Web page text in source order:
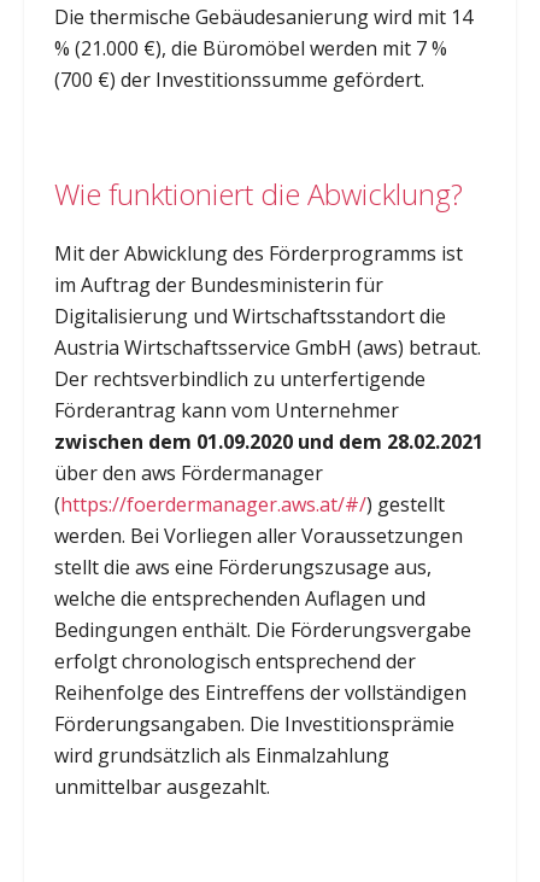
Die thermische Gebäudesanierung wird mit 14
% (21.000 €), die Büromöbel werden mit 7 %
(700 €) der Investitionssumme gefördert.
Wie funktioniert die Abwicklung?
Mit der Abwicklung des Förderprogramms ist
im Auftrag der Bundesministerin für
Digitalisierung und Wirtschaftsstandort die
Austria Wirtschaftsservice GmbH (aws) betraut.
Der rechtsverbindlich zu unterfertigende
Förderantrag kann vom Unternehmer
zwischen dem 01.09.2020 und dem 28.02.2021
über den aws Fördermanager
(https://foerdermanager.aws.at/#/) gestellt
werden. Bei Vorliegen aller Voraussetzungen
stellt die aws eine Förderungszusage aus,
welche die entsprechenden Auflagen und
Bedingungen enthält. Die Förderungsvergabe
erfolgt chronologisch entsprechend der
Reihenfolge des Eintreffens der vollständigen
Förderungsangaben. Die Investitionsprämie
wird grundsätzlich als Einmalzahlung
unmittelbar ausgezahlt.